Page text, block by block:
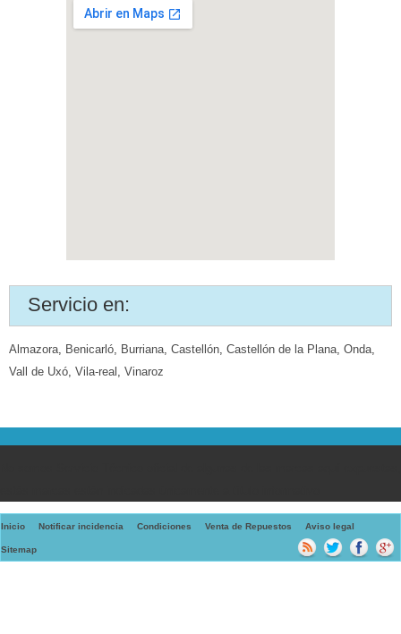
Servicio en:
Almazora Benicarló Burriana Castellón Castellón de la Plana Onda
Vall de Uxó Vila-real Vinaroz
Inicio Notificar incidencia Condiciones Venta de Repuestos Aviso legal
Sitemap